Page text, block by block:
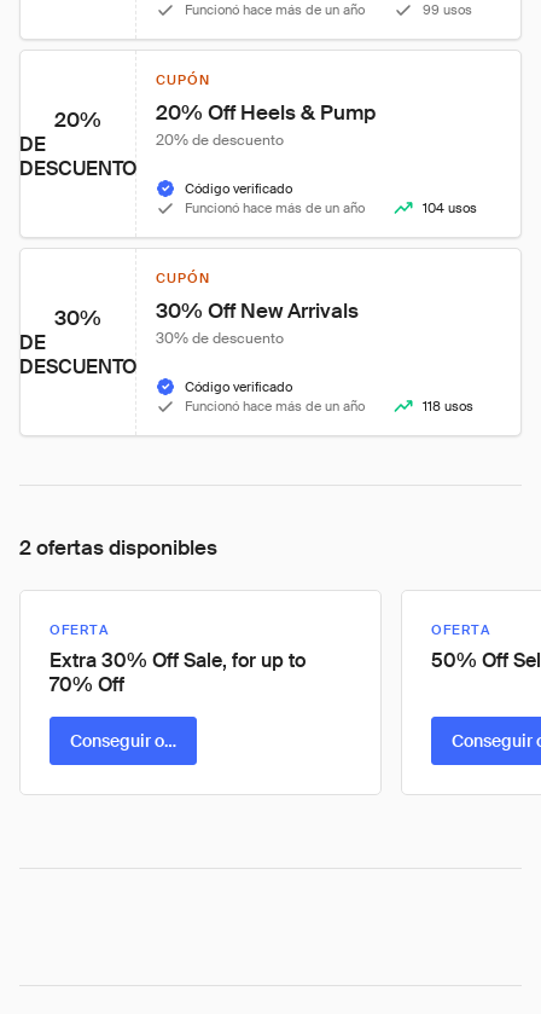
Funcionó hace más de un año
99 usos
20%
DE
DESCUENTO
CUPÓN
20% Off Heels & Pump
20% de descuento
Código verificado
Funcionó hace más de un año
104 usos
30%
DE
DESCUENTO
CUPÓN
30% Off New Arrivals
30% de descuento
Código verificado
Funcionó hace más de un año
118 usos
2 ofertas disponibles
OFERTA
Extra 30% Off Sale, for up to
70% Off
Conseguir oferta
OFERTA
50% Off
Conseguir